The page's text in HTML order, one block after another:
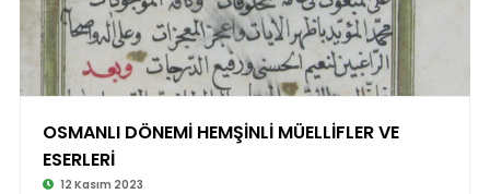
OSMANLI DÖNEMİ HEMŞİNLİ MÜELLİFLER VE
ESERLERİ
12 Kasım 2023